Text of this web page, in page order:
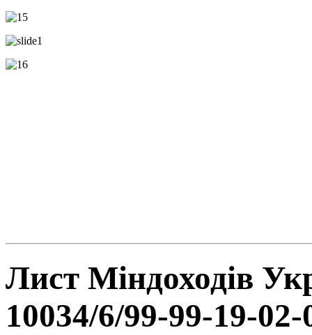
Лист Міндоходів
10034/6/99-99-19-02-